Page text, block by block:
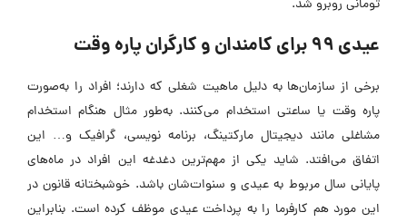
تومانی روبرو شد.
عیدی ۹۹ برای کامندان و کارگران پاره وقت
برخی از سازمان‌ها به دلیل ماهیت شغلی که دارند؛ افراد را به‌صورت
پاره وقت یا ساعتی استخدام می‌کنند. به‌طور مثال هنگام استخدام
مشاغلی مانند دیجیتال مارکتینگ، برنامه نویسی، گرافیک و… این
اتفاق می‌افتد. شاید یکی از مهم‌ترین دغدغه این افراد در ماه‌های
پایانی سال مربوط به عیدی و سنوات‌شان باشد. خوشبختانه قانون در
این مورد هم کارفرما را به پرداخت عیدی موظف کرده است. بنابراین